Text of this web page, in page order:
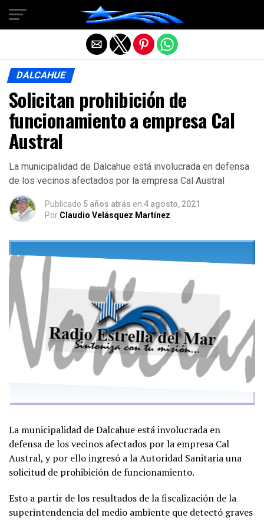
DALCAHUE
Solicitan prohibición de
funcionamiento a empresa Cal
Austral
La municipalidad de Dalcahue está involucrada en defensa
de los vecinos afectados por la empresa Cal Austral
Publicado 5 años atrás en 4 agosto, 2021
Por Claudio Velásquez Martínez
La municipalidad de Dalcahue está involucrada en
defensa de los vecinos afectados por la empresa Cal
Austral, y por ello ingresó a la Autoridad Sanitaria una
solicitud de prohibición de funcionamiento.
Esto a partir de los resultados de la fiscalización de la
superintendencia del medio ambiente que detectó graves
Salir de la versión móvil